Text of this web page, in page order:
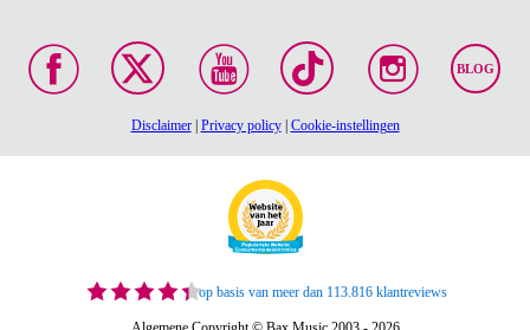
BLOG
Disclaimer| Privacy policy| Cookie-instellingen
op basis van meer dan 113.816 klantreviews